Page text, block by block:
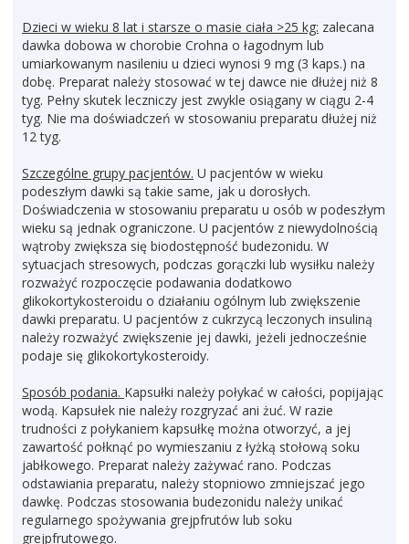
Dzieci w wieku 8 lat i starsze o masie ciała >25 kg: zalecana
dawka dobowa w chorobie Crohna o łagodnym lub
umiarkowanym nasileniu u dzieci wynosi 9 mg (3 kaps.) na
dobę. Preparat należy stosować w tej dawce nie dłużej niż 8
tyg. Pełny skutek leczniczy jest zwykle osiągany w ciągu 2-4
tyg. Nie ma doświadczeń w stosowaniu preparatu dłużej niż
12 tyg.
Szczególne grupy pacjentów. U pacjentów w wieku
podeszłym dawki są takie same, jak u dorosłych.
Doświadczenia w stosowaniu preparatu u osób w podeszłym
wieku są jednak ograniczone. U pacjentów z niewydolnością
wątroby zwiększa się biodostępność budezonidu. W
sytuacjach stresowych, podczas gorączki lub wysiłku należy
rozważyć rozpoczęcie podawania dodatkowo
glikokortykosteroidu o działaniu ogólnym lub zwiększenie
dawki preparatu. U pacjentów z cukrzycą leczonych insuliną
należy rozważyć zwiększenie jej dawki, jeżeli jednocześnie
podaje się glikokortykosteroidy.
Sposób podania. Kapsułki należy połykać w całości, popijając
wodą. Kapsułek nie należy rozgryzać ani żuć. W razie
trudności z połykaniem kapsułkę można otworzyć, a jej
zawartość połknąć po wymieszaniu z łyżką stołową soku
jabłkowego. Preparat należy zażywać rano. Podczas
odstawiania preparatu, należy stopniowo zmniejszać jego
dawkę. Podczas stosowania budezonidu należy unikać
regularnego spożywania grejpfrutów lub soku
grejpfrutowego.